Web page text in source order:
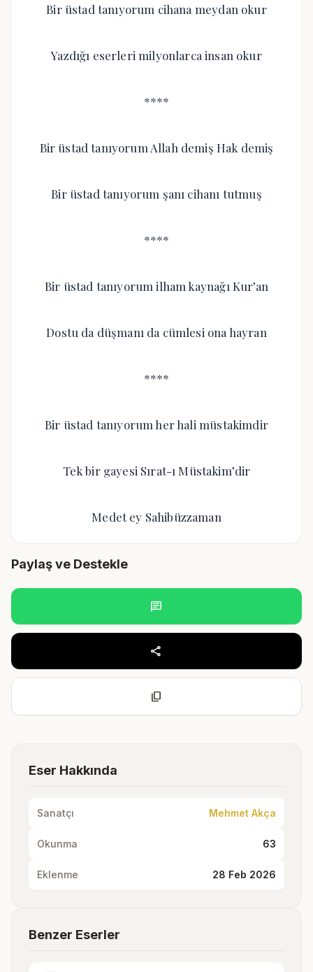
Bir üstad tanıyorum cihana meydan okur
Yazdığı eserleri milyonlarca insan okur
****
Bir üstad tanıyorum Allah demiş Hak demiş
Bir üstad tanıyorum şanı cihanı tutmuş
****
Bir üstad tanıyorum ilham kaynağı Kur’an
Dostu da düşmanı da cümlesi ona hayran
****
Bir üstad tanıyorum her hali müstakimdir
Tek bir gayesi Sırat-ı Müstakim’dir
Medet ey Sahibüzzaman
Paylaş ve Destekle
chat
share
content_copy
Eser Hakkında
Sanatçı Mehmet Akça
Okunma 63
Eklenme 28 Feb 2026
Benzer Eserler